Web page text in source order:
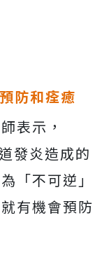
防和痊癒
表示，
發炎造成的
「不可逆」
有機會預防